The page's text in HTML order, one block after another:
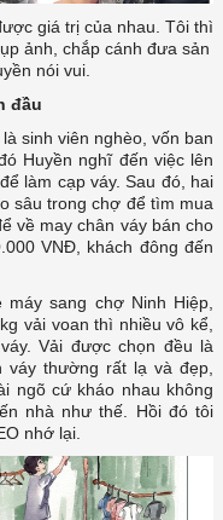
ảnh, chắp cánh đưa sản
đầu
sinh viên nghèo, vốn ban
Huyền nghĩ đến việc lên
làm cạp váy. Sau đó, hai
sâu trong chợ để tìm mua
về may chân váy bán cho
VNĐ, khách đông đến
vải voan thì nhiều vô kể,
Vải được chọn đều là
váy thường rất lạ và đẹp,
ngõ cứ kháo nhau không
nhà như thế. Hồi đó tôi
nhớ lại.